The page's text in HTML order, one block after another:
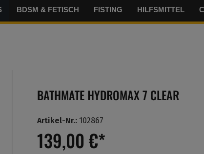
BDSM & FETISCH FISTING HILFSMITTEL
BATHMATE HYDROMAX 7 CLEAR
Artikel-Nr.: 102867
139,00 €*